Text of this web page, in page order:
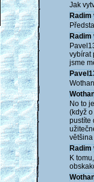
Jak
Radim
Radim
vybírat
jsme
No to
(když
pustíte
Radim
K